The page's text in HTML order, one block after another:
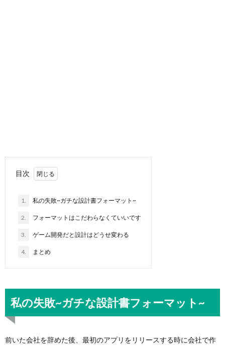
目次
1. 私の失敗~ガチな設計書フォーマット~
2. フォーマットはこだわらなくていいです
3. ゲーム開発だと設計はどうせ変わる
4. まとめ
私の失敗~ガチな設計書フォーマット~
前いた会社を辞めた後、最初のアプリをリリースする時に会社で作